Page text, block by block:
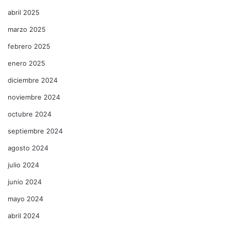
abril 2025
marzo 2025
febrero 2025
enero 2025
diciembre 2024
noviembre 2024
octubre 2024
septiembre 2024
agosto 2024
julio 2024
junio 2024
mayo 2024
abril 2024